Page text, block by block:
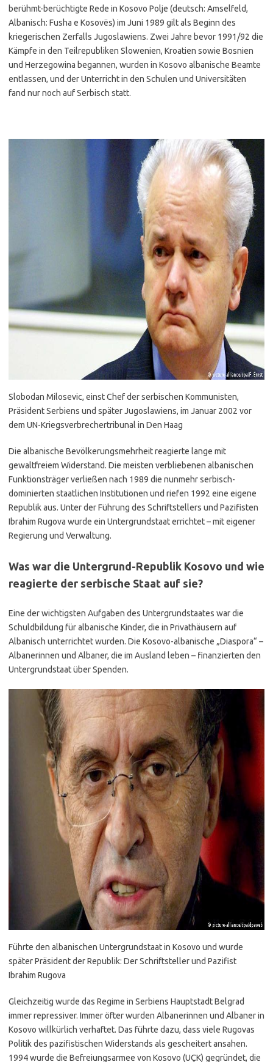
berühmt-berüchtigte Rede in Kosovo Polje (deutsch: Amselfeld,
Albanisch: Fusha e Kosovës) im Juni 1989 gilt als Beginn des
kriegerischen Zerfalls Jugoslawiens. Zwei Jahre bevor 1991/92 die
Kämpfe in den Teilrepubliken Slowenien, Kroatien sowie Bosnien
und Herzegowina begannen, wurden in Kosovo albanische Beamte
entlassen, und der Unterricht in den Schulen und Universitäten
fand nur noch auf Serbisch statt.
Slobodan Milosevic, einst Chef der serbischen Kommunisten,
Präsident Serbiens und später Jugoslawiens, im Januar 2002 vor
dem UN-Kriegsverbrechertribunal in Den Haag
Die albanische Bevölkerungsmehrheit reagierte lange mit
gewaltfreiem Widerstand. Die meisten verbliebenen albanischen
Funktionsträger verließen nach 1989 die nunmehr serbisch-
dominierten staatlichen Institutionen und riefen 1992 eine eigene
Republik aus. Unter der Führung des Schriftstellers und Pazifisten
Ibrahim Rugova wurde ein Untergrundstaat errichtet – mit eigener
Regierung und Verwaltung.
Was war die Untergrund-Republik Kosovo und wie
reagierte der serbische Staat auf sie?
Eine der wichtigsten Aufgaben des Untergrundstaates war die
Schuldbildung für albanische Kinder, die in Privathäusern auf
Albanisch unterrichtet wurden. Die Kosovo-albanische „Diaspora“ –
Albanerinnen und Albaner, die im Ausland leben – finanzierten den
Untergrundstaat über Spenden.
Führte den albanischen Untergrundstaat in Kosovo und wurde
später Präsident der Republik: Der Schriftsteller und Pazifist
Ibrahim Rugova
Gleichzeitig wurde das Regime in Serbiens Hauptstadt Belgrad
immer repressiver. Immer öfter wurden Albanerinnen und Albaner in
Kosovo willkürlich verhaftet. Das führte dazu, dass viele Rugovas
Politik des pazifistischen Widerstands als gescheitert ansahen.
1994 wurde die Befreiungsarmee von Kosovo (UÇK) gegründet, die